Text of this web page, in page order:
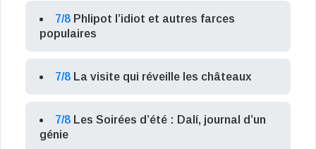
7/8 Phlipot l’idiot et autres farces
populaires
7/8 La visite qui réveille les châteaux
7/8 Les Soirées d’été : Dalí, journal d’un
génie